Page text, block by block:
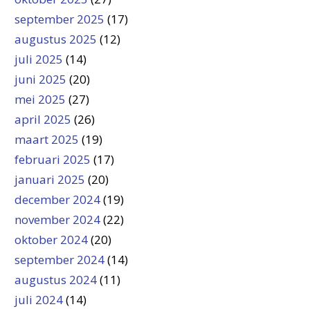
september 2025 (17)
augustus 2025 (12)
juli 2025 (14)
juni 2025 (20)
mei 2025 (27)
april 2025 (26)
maart 2025 (19)
februari 2025 (17)
januari 2025 (20)
december 2024(19)
november 2024(22)
oktober 2024(20)
september 2024(14)
augustus 2024(11)
juli 2024(14)